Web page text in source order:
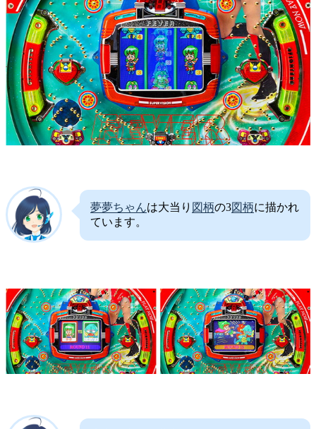
夢夢ちゃんは大当り 図柄の3図柄に描かれ
ています。